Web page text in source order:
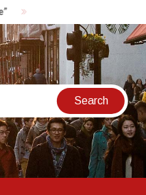
STF julga recursos contra